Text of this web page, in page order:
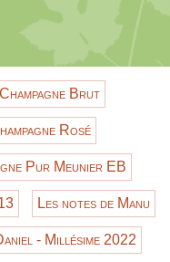
Champagne Brut
Rosé
Pur Meunier EB
Les notes de Manu
- Millésime 2022